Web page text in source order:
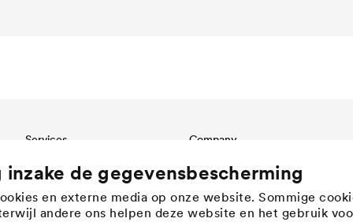
de gegevensbescherming
en externe media op onze website. Sommige
andere ons helpen deze website en het gebruik
Services
Download
International contact
Company
Structure
Werte